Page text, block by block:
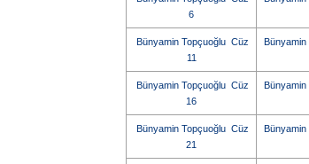
6
Bünyamin Topçuoğlu Cüz
11
Bünyamin Topçuoğlu Cüz
16
Bünyamin Topçuoğlu Cüz
21